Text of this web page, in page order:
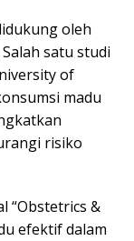
oleh
satu studi
of
madu
risiko
“Obstetrics &
efektif dalam